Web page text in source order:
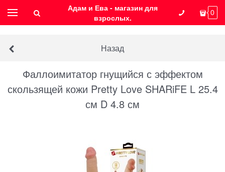
Адам и Ева - магазин для
взрослых.
0
Назад
Фаллоимитатор гнущийся с эффектом
скользящей кожи Pretty Love SHARiFE L 25.4
см D 4.8 см